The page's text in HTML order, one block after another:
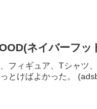
ネイバーフッ
フィギュア、Tシャツ
とけばよかった。